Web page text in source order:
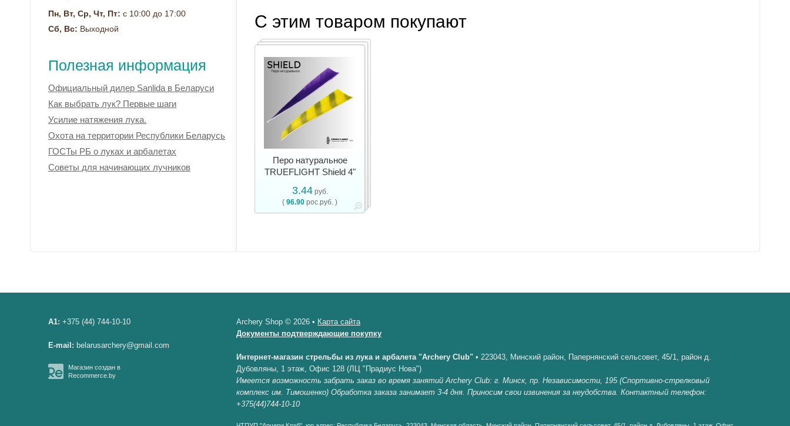
C этим товаром покупают
Перо натуральное
TRUEFLIGHT Shield 4"
3.44руб.
( 96.90 рос.руб. )
Пн, Вт, Ср, Чт, Пт: с 10:00 до 17:00
Сб, Вс: Выходной
Полезная информация
Официальный дилер Sanlida в Беларуси
Как выбрать лук? Первые шаги
Усилие натяжения лука.
Охота на территории Республики Беларусь
ГОСТы РБ о луках и арбалетах
Советы для начинающих лучников
A1: +375 (44) 744-10-10
E-mail: belarusarchery@gmail.com
Магазин создан в
Recommerce.by
Archery Shop © 2026 • Карта сайта
Документы подтверждающие покупку
Интернет-магазин стрельбы из лука и арбалета "Archery Club" • 223043, Минский район, Папернянский сельсовет, 45/1, район д.
Дубовляны, 1 этаж, Офис 128 (ЛЦ "Прадиус Нова")
Имеется возможность забрать заказ во время занятий Archery Club: г. Минск, пр. Независимости, 195 (Спортивно-стрелковый
комплекс им. Тимошенко) Обработка заказа занимает 3-4 дня. Приносим свои извинения за неудобства. Контактный телефон:
+375(44)744-10-10